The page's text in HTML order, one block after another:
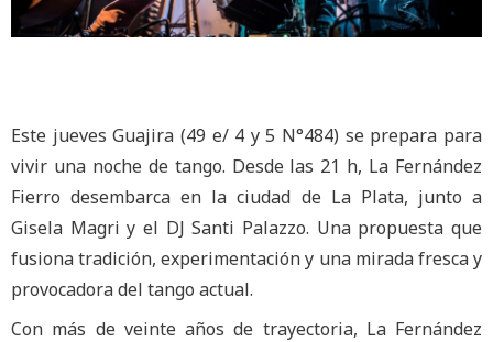
Este jueves Guajira (49 e/ 4 y 5 N°484) se prepara para
vivir una noche de tango. Desde las 21 h, La Fernández
Fierro desembarca en la ciudad de La Plata, junto a
Gisela Magri y el DJ Santi Palazzo. Una propuesta que
fusiona tradición, experimentación y una mirada fresca y
provocadora del tango actual.
Con más de veinte años de trayectoria, La Fernández